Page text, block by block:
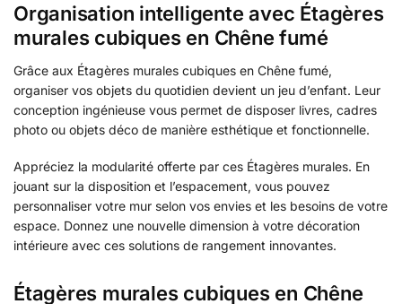
Organisation intelligente avec Étagères
murales cubiques en Chêne fumé
Grâce aux Étagères murales cubiques en Chêne fumé,
organiser vos objets du quotidien devient un jeu d’enfant. Leur
conception ingénieuse vous permet de disposer livres, cadres
photo ou objets déco de manière esthétique et fonctionnelle.
Appréciez la modularité offerte par ces Étagères murales. En
jouant sur la disposition et l’espacement, vous pouvez
personnaliser votre mur selon vos envies et les besoins de votre
espace. Donnez une nouvelle dimension à votre décoration
intérieure avec ces solutions de rangement innovantes.
Étagères murales cubiques en Chêne